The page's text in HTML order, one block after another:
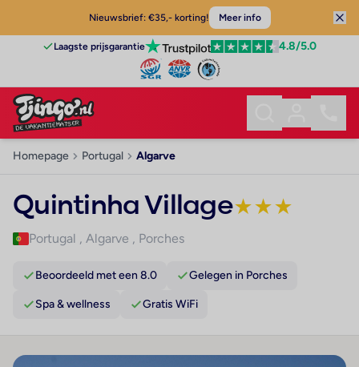
Nieuwsbrief: €35,- korting! Meer info
Laagste prijsgarantie 4.8/5.0
Homepage Portugal Algarve
Quintinha Village★★★
Portugal , Algarve , Porches
Beoordeeld met een 8.0 Gelegen in Porches
Spa & wellness Gratis WiFi